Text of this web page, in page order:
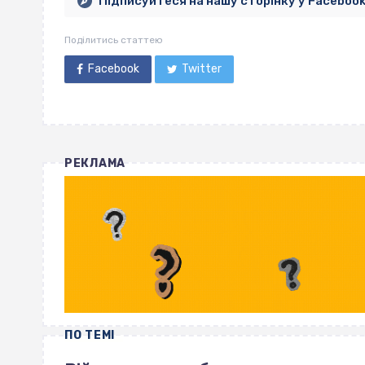
Поділитись статтею
Facebook Twitter
РЕКЛАМА
ПО ТЕМІ